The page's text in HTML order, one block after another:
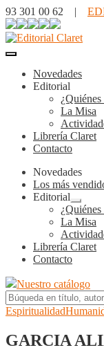
93 301 00 62 |
Novedades
Editorial
¿Quiénes
La Misa
Librería Claret
Contacto
Novedades
Los más
Editorial
el
menú
hijo
¿Quiénes
La Misa
Librería Claret
Contacto
Nuestro catálogo
Espiritualidad
GARCIA